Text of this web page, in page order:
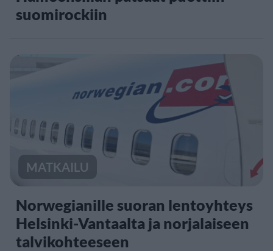
suomirockiin
MATKAILU
Norwegianille suoran lentoyhteys
Helsinki-Vantaalta ja norjalaiseen
talvikohteeseen